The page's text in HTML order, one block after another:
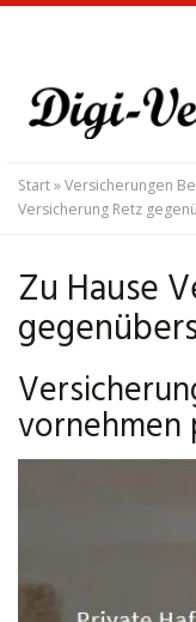
main
content
Start»Versicherungen
Versicherung Retz
Zu Hause
vornehmen